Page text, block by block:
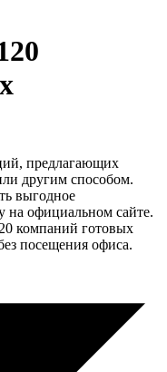
предлагающих
другим способом.
выгодное
на официальном сайте.
компаний готовых
посещения офиса.